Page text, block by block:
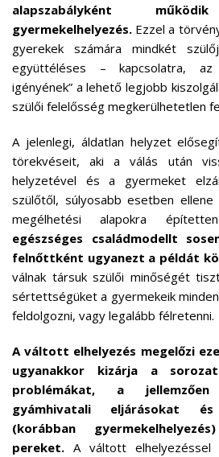
alapszabályként
gyermekelhelyezés. Ezzel a
gyerekek számára mindkét
együttéléses – kapcsolatra, az
igényének” a lehető legjobb
szülői felelősség megkerülhetetlen
A jelenlegi, áldatlan helyzet
törekvéseit, aki a válás után
helyzetével és a gyermeket
szülőtől, súlyosabb esetben
megélhetési alapokra
egészséges családmodellt
felnőttként ugyanezt a példát
válnak társuk szülői minőségét
sértettségüket a gyermekeik
feldolgozni, vagy legalább félretenni.
A váltott elhelyezés megelőzi
ugyanakkor kizárja a
problémákat, a
gyámhivatali eljárásokat
(korábban
pereket. A váltott